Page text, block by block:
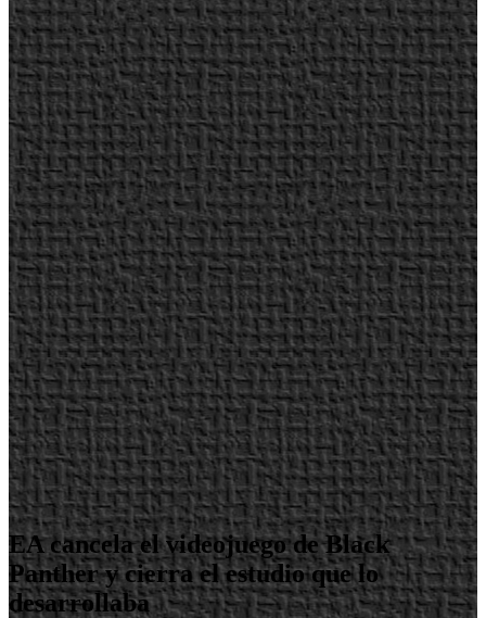
EA cancela el videojuego de Black
Panther y cierra el estudio que lo
desarrollaba